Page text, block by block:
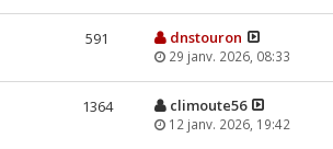
591 dnstouron
29 janv. 2026, 08:33
1364 climoute56
12 janv. 2026, 19:42